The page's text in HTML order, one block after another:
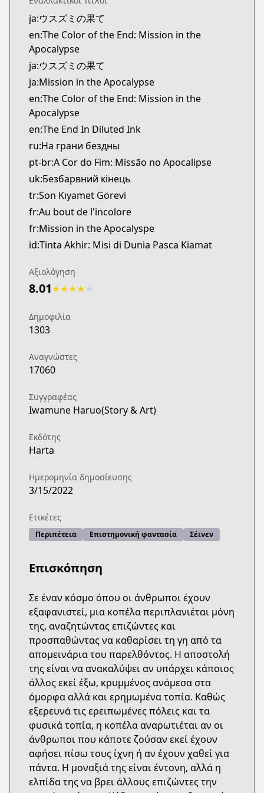
Kitsu
https://kitsu.app/manga/62872
CDJapan
CDJapan
https://www.anime-planet.com/manga/https://
MangaUpdates
MangaUpdates
https://www.mangaupdates.com/
Book☆Walker
Book☆Walker
https://bookwalker.jp/series/410385
ja:ウスズミの果て
en:The Color of the End: Mission in the
Apocalypse
ja:ウスズミの果て
ja:Mission in the Apocalypse
en:The Color of the End: Mission in the
Apocalypse
en:The End In Diluted Ink
ru:На грани бездны
pt-br:A Cor do Fim: Missão no Apocalipse
uk:Безбарвний кінець
tr:Son Kıyamet Görevi
fr:Au bout de l'incolore
fr:Mission in the Apocalyspe
id:Tinta Akhir: Misi di Dunia Pasca Kiamat
Αξιολόγηση
8.01★★★★
Δημοφιλία
1303
Αναγνώστες
17060
Συγγραφέας
Iwamune Haruo(Story & Art)
Εκδότης
Harta
Ημερομηνία δημοσίευσης
3/15/2022
Ετικέτες
Περιπέτεια Επιστημονική φαντασία Σέινεν
Επισκόπηση
Σε έναν κόσμο όπου οι άνθρωποι έχουν
εξαφανιστεί, μια κοπέλα περιπλανιέται μόνη
της, αναζητώντας επιζώντες και
προσπαθώντας να καθαρίσει τη γη από τα
απομεινάρια του παρελθόντος. Η αποστολή
της είναι να ανακαλύψει αν υπάρχει κάποιος
άλλος εκεί έξω, κρυμμένος ανάμεσα στα
όμορφα αλλά και ερημωμένα τοπία. Καθώς
εξερευνά τις ερειπωμένες πόλεις και τα
φυσικά τοπία, η κοπέλα αναρωτιέται αν οι
άνθρωποι που κάποτε ζούσαν εκεί έχουν
αφήσει πίσω τους ίχνη ή αν έχουν χαθεί για
πάντα. Η μοναξιά της είναι έντονη, αλλά η
ελπίδα της να βρει άλλους επιζώντες την